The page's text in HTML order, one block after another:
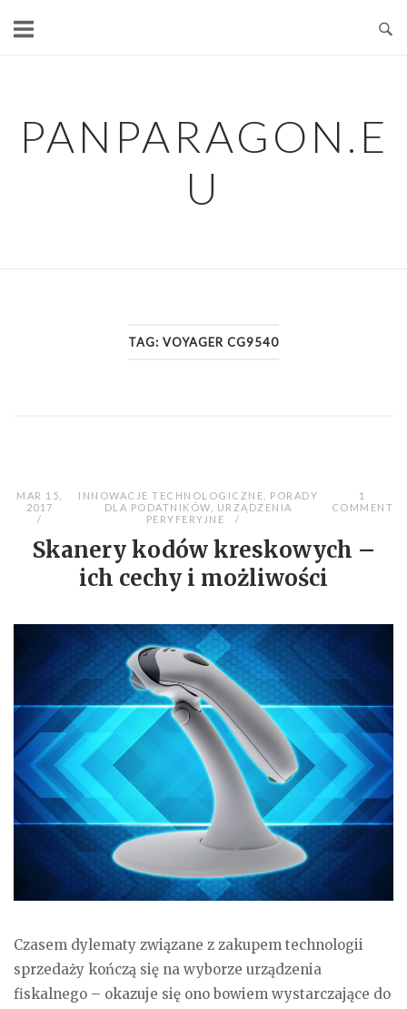
PANPARAGON.E
U
TAG: VOYAGER CG9540
MAR 15,
2017
INNOWACJE TECHNOLOGICZNE
PORADY
DLA PODATNIKÓW
URZĄDZENIA
PERYFERYJNE
1
COMMENT
Skanery kodów kreskowych –
ich cechy i możliwości
Czasem dylematy związane z zakupem technologii
sprzedaży kończą się na wyborze urządzenia
fiskalnego – okazuje się ono bowiem wystarczające do